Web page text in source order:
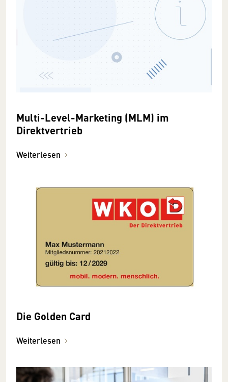
Multi-Level-Marketing (MLM) im
Direktvertrieb
Weiterlesen
Die Golden Card
Weiterlesen